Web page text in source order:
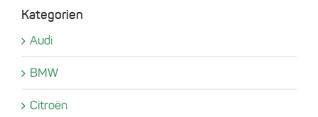
Kategorien
Audi
BMW
Citroën